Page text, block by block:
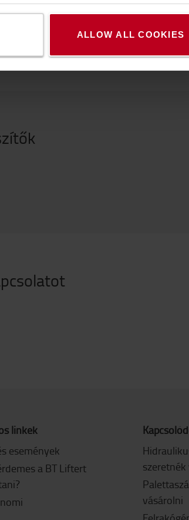
ALLOW ALL COOKIES
linkek
események
a BT Liftert
vásárolni